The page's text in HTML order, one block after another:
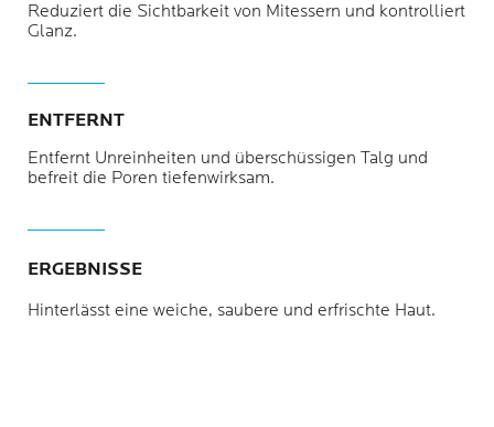
Reduziert die Sichtbarkeit von Mitessern und kontrolliert
Glanz.
ENTFERNT
Entfernt Unreinheiten und überschüssigen Talg und
befreit die Poren tiefenwirksam.
ERGEBNISSE
Hinterlässt eine weiche, saubere und erfrischte Haut.